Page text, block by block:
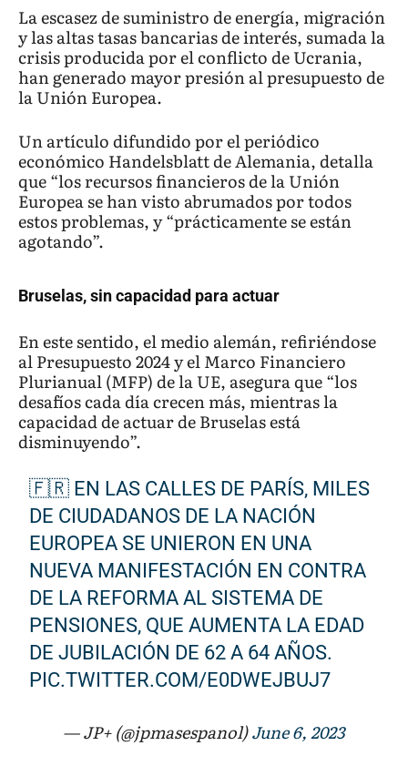
La escasez de suministro de energía, migración
y las altas tasas bancarias de interés, sumada la
crisis producida por el conflicto de Ucrania,
han generado mayor presión al presupuesto de
la Unión Europea.
Un artículo difundido por el periódico
económico Handelsblatt de Alemania, detalla
que “los recursos financieros de la Unión
Europea se han visto abrumados por todos
estos problemas, y “prácticamente se están
agotando”.
Bruselas, sin capacidad para actuar
En este sentido, el medio alemán, refiriéndose
al Presupuesto 2024 y el Marco Financiero
Plurianual (MFP) de la UE, asegura que “los
desafíos cada día crecen más, mientras la
capacidad de actuar de Bruselas está
disminuyendo”.
🇫🇷 EN LAS CALLES DE PARÍS, MILES
DE CIUDADANOS DE LA NACIÓN
EUROPEA SE UNIERON EN UNA
NUEVA MANIFESTACIÓN EN CONTRA
DE LA REFORMA AL SISTEMA DE
PENSIONES, QUE AUMENTA LA EDAD
DE JUBILACIÓN DE 62 A 64 AÑOS.
PIC.TWITTER.COM/E0DWEJBUJ7
— JP+ (@jpmasespanol)June 6, 2023